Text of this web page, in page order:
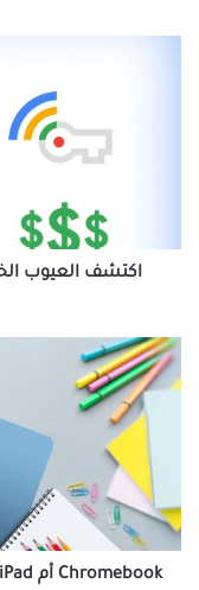
Chromebook
أم
الاختيار
الأفضل
لتجربة
تعليمية
فعالة
للطلاب